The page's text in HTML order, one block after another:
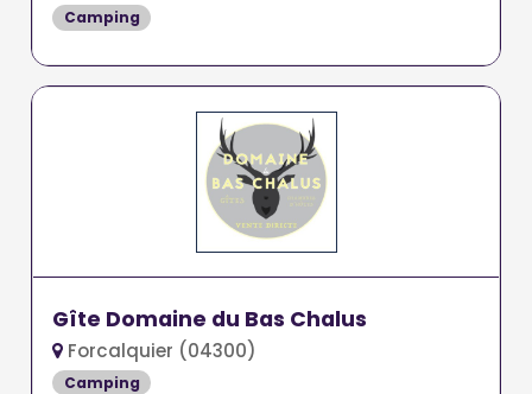
Camping
Gîte Domaine du Bas Chalus
Forcalquier (04300)
Camping